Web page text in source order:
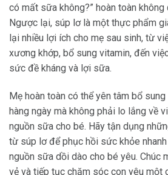
có mất sữa không?” hoàn toàn
Ngược lại, súp lơ là một thực phẩm
lại nhiều lợi ích cho mẹ sau sinh, từ
xương khớp, bổ sung vitamin, đến
sức đề kháng và lợi sữa.
Mẹ hoàn toàn có thể yên tâm bổ
hàng ngày mà không phải lo lắng về
nguồn sữa cho bé. Hãy tận dụng
từ súp lơ để phục hồi sức khỏe
nguồn sữa dồi dào cho bé yêu. Chúc
vẻ và tiếp tục chăm sóc con yêu một